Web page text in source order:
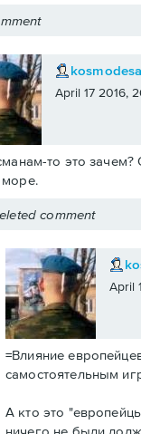
April 17 2016,
то это зачем?
comment
April
=Влияние
самостоятельным
А кто это